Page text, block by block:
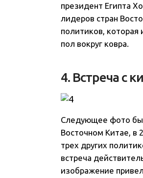
президент Египта
лидеров стран
политиков, которая
пол вокруг ковра.
4. Встреча с
Следующее фото
Восточном Китае, в
трех других
встреча
изображение